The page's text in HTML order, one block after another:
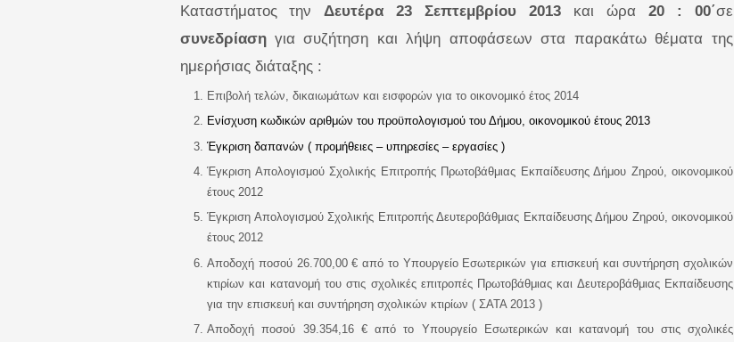
Καταστήματος
την Δευτέρα 23 Σεπτεμβρίου 2013 και ώρα 20 : 00΄σε
συνεδρίαση για συζήτηση και λήψη αποφάσεων στα παρακάτω θέματα της
ημερήσιας διάταξης :
Επιβολή τελών, δικαιωμάτων και εισφορών για το οικονομικό έτος 2014
Ενίσχυση κωδικών αριθμών του προϋπολογισμού του Δήμου, οικονομικού έτους 2013
Έγκριση δαπανών ( προμήθειες – υπηρεσίες – εργασίες )
Έγκριση Απολογισμού Σχολικής Επιτροπής Πρωτοβάθμιας Εκπαίδευσης Δήμου Ζηρού, οικονομικού
έτους 2012
Έγκριση Απολογισμού Σχολικής Επιτροπής Δευτεροβάθμιας Εκπαίδευσης Δήμου Ζηρού, οικονομικού
έτους 2012
Αποδοχή ποσού 26.700,00 € από το Υπουργείο Εσωτερικών για επισκευή και συντήρηση σχολικών
κτιρίων και κατανομή του στις σχολικές επιτροπές Πρωτοβάθμιας και Δευτεροβάθμιας Εκπαίδευσης
για την επισκευή και συντήρηση σχολικών κτιρίων ( ΣΑΤΑ 2013 )
Αποδοχή ποσού 39.354,16 € από το Υπουργείο Εσωτερικών και κατανομή του στις σχολικές